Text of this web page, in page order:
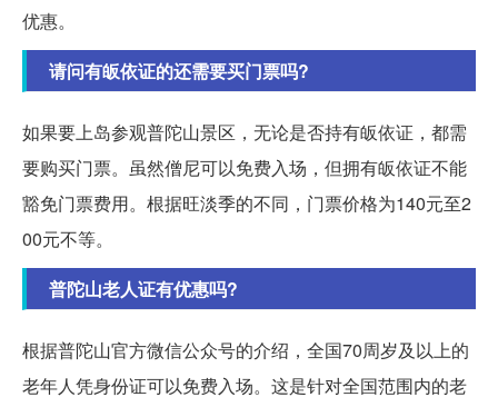
优惠。
请问有皈依证的还需要买门票吗?
如果要上岛参观普陀山景区，无论是否持有皈依证，都需
要购买门票。虽然僧尼可以免费入场，但拥有皈依证不能
豁免门票费用。根据旺淡季的不同，门票价格为140元至2
00元不等。
普陀山老人证有优惠吗?
根据普陀山官方微信公众号的介绍，全国70周岁及以上的
老年人凭身份证可以免费入场。这是针对全国范围内的老